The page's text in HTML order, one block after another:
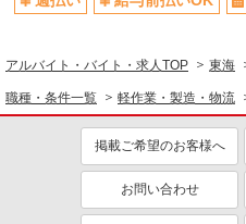
アルバイト・バイト・求人TOP 東海
職種・条件一覧 軽作業・製造・物流
掲載ご希望のお客様へ
お問い合わせ